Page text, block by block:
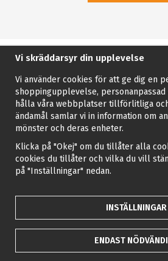
Vi skräddarsyr din upplevelse
Vi använder cookies för att ge dig en
shoppingupplevelse,
hålla våra webbplatser tillförlitliga
ändamål samlar vi in information om
mönster och deras enheter.
Klicka på "Okej" om du tillåter alla
cookies du tillåter och vilka du vill
på "Inställningar" nedan.
INSTÄLLNINGAR
ENDAST